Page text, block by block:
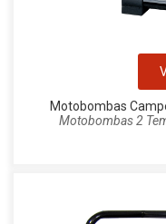
Motobombas
Motobombas 2